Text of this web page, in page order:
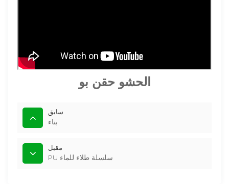
الحشو حقن بو
سابق
بناء
مقبل
PU سلسلة طلاء للماء